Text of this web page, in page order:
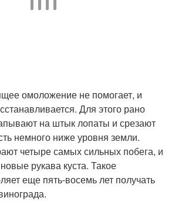
омоложение не помогает, и
Для этого рано
на штык лопаты и срезают
немного ниже уровня земли.
четыре самых сильных побега, и
рукава куста. Такое
еще пять-восемь лет получать